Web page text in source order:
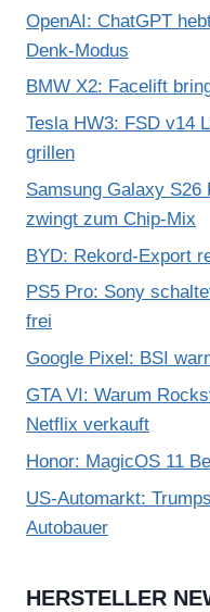
OpenAI: ChatGPT
Denk-Modus
BMW X2: Facelift
Tesla HW3: FSD v14
grillen
Samsung Galaxy S26
zwingt zum Chip-Mix
BYD: Rekord-Export
PS5 Pro: Sony
frei
Google Pixel: BSI
GTA VI: Warum
Netflix verkauft
Honor: MagicOS 11
US-Automarkt:
Autobauer
HERSTELLER